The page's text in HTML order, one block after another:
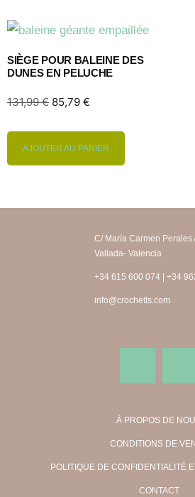
SIÈGE POUR BALEINE DES
DUNES EN PELUCHE
131,99€ 85,79 €
AJOUTER AU PANIER
C/ María Carmen Perales
Vallada- Valencia
+34 615 600 074 | +34
info@crochetts.com
À PROPOS DE
CONDITIONS DE
POLITIQUE DE CONFIDENTIALITÉ
CONTACT